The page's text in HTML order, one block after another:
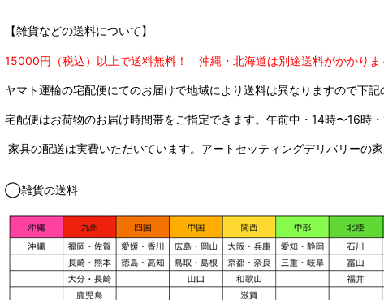
【雑貨などの送料について】
15000円（税込）以上で送料無料！ 沖縄・北海道は別途送料がかかりま
ヤマト運輸の宅配便にてのお届けで地域により送料は異なりますので下記
宅配便はお荷物のお届け時間帯をご指定できます。 午前中・14時〜16時
家具の配送は実費いただいています。アートセッティングデリバリーの
◯雑貨の送料